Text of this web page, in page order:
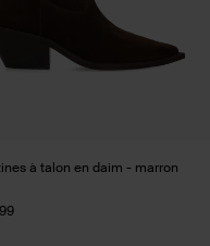
à talon en daim - marron